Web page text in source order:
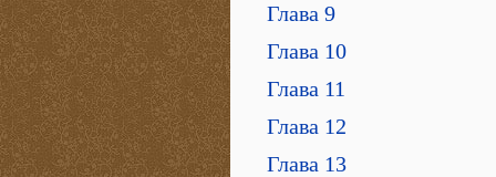
Глава 9
Глава 10
Глава 11
Глава 12
Глава 13